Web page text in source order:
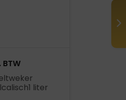
liter